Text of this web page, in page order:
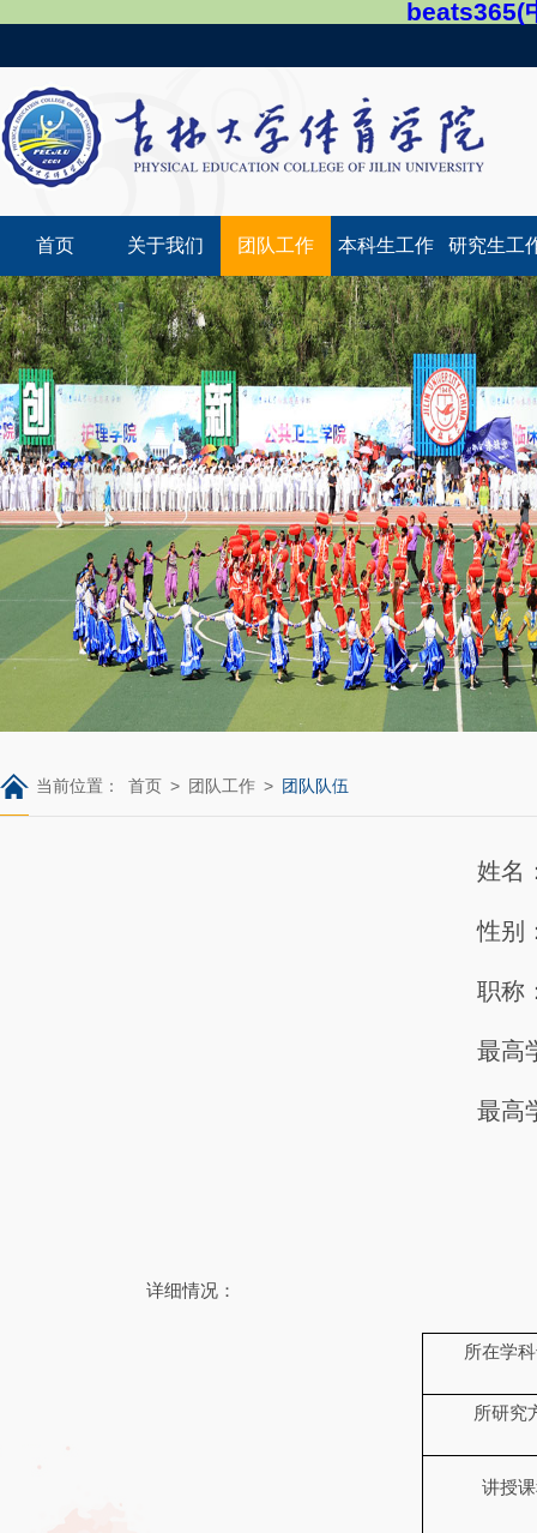
beats365(
首页 关于我们 团队工作 本科生工作 研究生工
当前位置： 首页 > 团队工作 > 团队队伍
姓名
性别
职称
最高
最高
详细情况：
所在学
所研究
讲授